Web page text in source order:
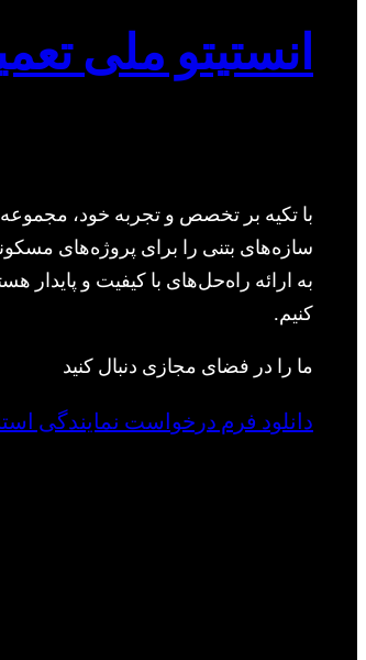
انستیتو ملی
با تکیه بر تخصص و تجربه خود،
سازه‌های بتنی را برای پروژه‌های
به ارائه راه‌حل‌های با کیفیت و پایدار
کنیم.
ما را در فضای مجازی دنبال کنید
دانلود فرم درخواست نمایندگی